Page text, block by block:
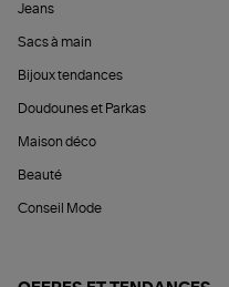
Jeans
Sacs à main
Bijoux tendances
Doudounes et Parkas
Maison déco
Beauté
Conseil Mode